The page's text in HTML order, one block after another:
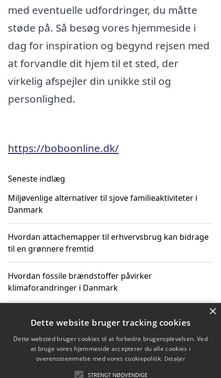
med eventuelle udfordringer, du måtte
støde på. Så besøg vores hjemmeside i
dag for inspiration og begynd rejsen med
at forvandle dit hjem til et sted, der
virkelig afspejler din unikke stil og
personlighed.
https://boboonline.dk/
Seneste indlæg
Miljøvenlige alternativer til sjove familieaktiviteter i
Danmark
Hvordan attachemapper til erhvervsbrug kan bidrage
til en grønnere fremtid
Hvordan fossile brændstoffer påvirker
klimaforandringer i Danmark
klimaændringer
Hvordan citater om fossile brændstoffer kan ændre
×
Dette website bruger tracking cookies
Dette websted bruger cookies til at forbedre brugeroplevelsen. Ved
at bruge vores hjemmeside accepterer du alle cookies i
overensstemmelse med vores cookiepolitik. Detaljer
STRENGT NØDVENDIGE